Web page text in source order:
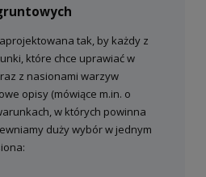
tak, by każdy z
które chce uprawiać w
z nasionami warzyw
opisy (mówiące m.in. o
w których powinna
duży wybór w jednym